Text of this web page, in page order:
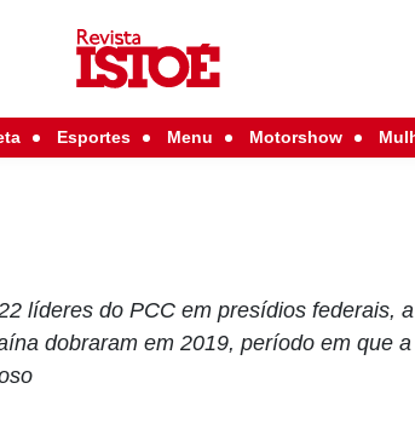
Esportes Menu Motorshow
líderes do PCC em presídios federais,
dobraram em 2019, período em que